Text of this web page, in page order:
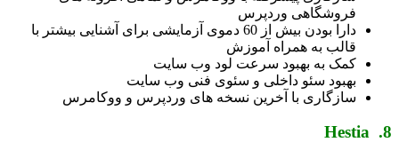
فروشگاهی وردپرس
دارا بودن بیش از 60 دموی آزمایشی برای آشنایی بیشتر با
قالب به همراه آموزش
کمک به بهبود سرعت لود وب سایت
بهبود سئو داخلی و سئوی فنی وب سایت
سازگاری با آخرین نسخه های وردپرس و ووکامرس
8. Hestia